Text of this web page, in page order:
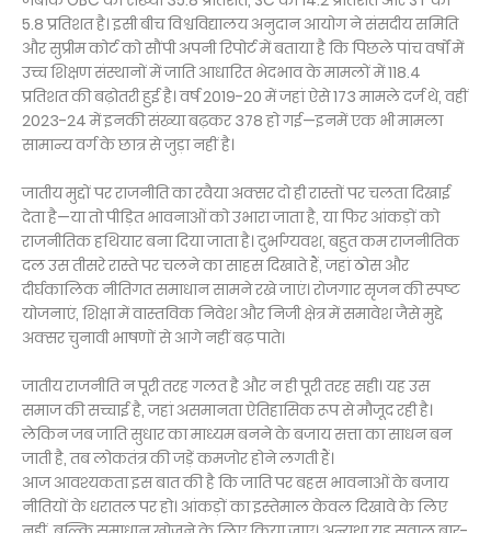
5.8 प्रतिशत है। इसी बीच विश्वविद्यालय अनुदान आयोग ने संसदीय समिति
और सुप्रीम कोर्ट को सौंपी अपनी रिपोर्ट में बताया है कि पिछले पांच वर्षों में
उच्च शिक्षण संस्थानों में जाति आधारित भेदभाव के मामलों में 118.4
प्रतिशत की बढ़ोतरी हुई है। वर्ष 2019-20 में जहां ऐसे 173 मामले दर्ज थे, वहीं
2023-24 में इनकी संख्या बढ़कर 378 हो गई—इनमें एक भी मामला
सामान्य वर्ग के छात्र से जुड़ा नहीं है।
जातीय मुद्दों पर राजनीति का रवैया अक्सर दो ही रास्तों पर चलता दिखाई
देता है—या तो पीड़ित भावनाओं को उभारा जाता है, या फिर आंकड़ों को
राजनीतिक हथियार बना दिया जाता है। दुर्भाग्यवश, बहुत कम राजनीतिक
दल उस तीसरे रास्ते पर चलने का साहस दिखाते हैं, जहां ठोस और
दीर्घकालिक नीतिगत समाधान सामने रखे जाएं। रोजगार सृजन की स्पष्ट
योजनाएं, शिक्षा में वास्तविक निवेश और निजी क्षेत्र में समावेश जैसे मुद्दे
अक्सर चुनावी भाषणों से आगे नहीं बढ़ पाते।
जातीय राजनीति न पूरी तरह गलत है और न ही पूरी तरह सही। यह उस
समाज की सच्चाई है, जहां असमानता ऐतिहासिक रूप से मौजूद रही है।
लेकिन जब जाति सुधार का माध्यम बनने के बजाय सत्ता का साधन बन
जाती है, तब लोकतंत्र की जड़ें कमजोर होने लगती हैं।
आज आवश्यकता इस बात की है कि जाति पर बहस भावनाओं के बजाय
नीतियों के धरातल पर हो। आंकड़ों का इस्तेमाल केवल दिखावे के लिए